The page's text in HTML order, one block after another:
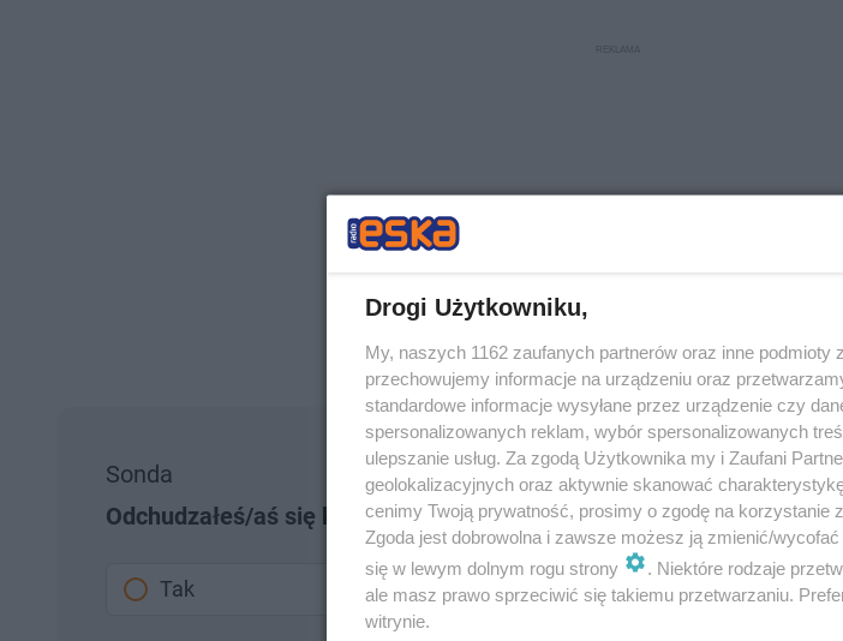
Sonda
Odchudzałeś/aś się kiedyś?
Tak
Drogi Użytkowniku,
My, naszych 1162 zaufanych partnerów oraz inne
przechowujemy informacje na urządzeniu oraz
standardowe informacje wysyłane przez urządzenie czy
spersonalizowanych reklam, wybór spersonalizowanych
ulepszanie usług. Za zgodą Użytkownika my i Zaufani
geolokalizacyjnych oraz aktywnie skanować
cenimy Twoją prywatność, prosimy o zgodę na korzystanie
Zgoda jest dobrowolna i zawsze możesz ją zmienić/
się w lewym dolnym rogu strony
. Niektóre rodzaje
ale masz prawo sprzeciwić się takiemu przetwarzaniu.
witrynie.